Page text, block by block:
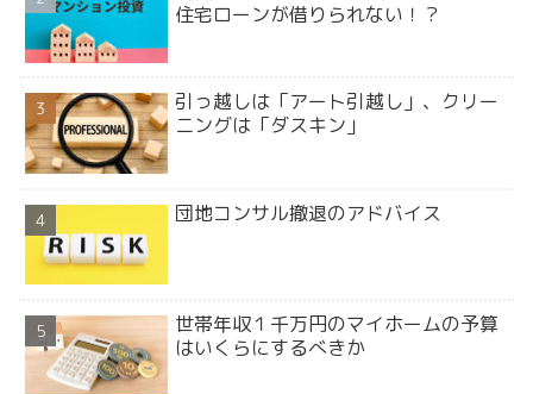
住宅ローンが借りられない！？
引っ越しは「アート引越し」、クリー
ニングは「ダスキン」
団地コンサル撤退のアドバイス
世帯年収１千万円のマイホームの予算
はいくらにするべきか